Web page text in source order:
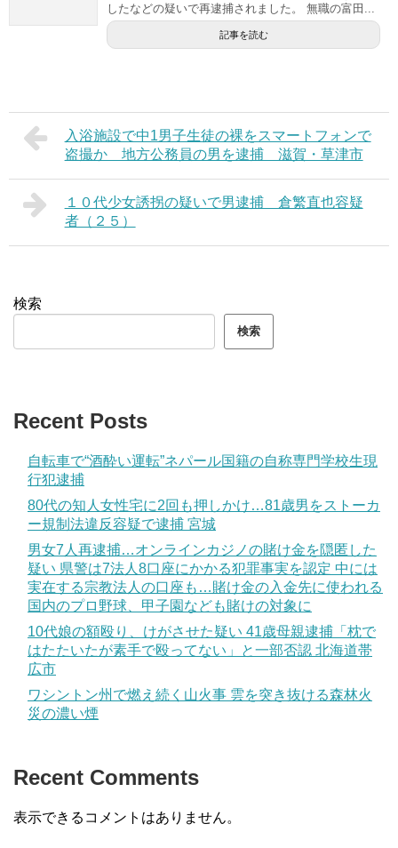
したなどの疑いで再逮捕されました。 無職の富田...
記事を読む
入浴施設で中1男子生徒の裸をスマートフォンで
盗撮か 地方公務員の男を逮捕 滋賀・草津市
１０代少女誘拐の疑いで男逮捕 倉繁直也容疑
者（２５）
検索
検索
Recent Posts
自転車で“酒酔い運転”ネパール国籍の自称専門学校生現
行犯逮捕
80代の知人女性宅に2回も押しかけ…81歳男をストーカ
ー規制法違反容疑で逮捕 宮城
男女7人再逮捕…オンラインカジノの賭け金を隠匿した
疑い 県警は7法人8口座にかかる犯罪事実を認定 中には
実在する宗教法人の口座も…賭け金の入金先に使われる
国内のプロ野球、甲子園なども賭けの対象に
10代娘の額殴り、けがさせた疑い 41歳母親逮捕「枕で
はたたいたが素手で殴ってない」と一部否認 北海道帯
広市
ワシントン州で燃え続く山火事 雲を突き抜ける森林火
災の濃い煙
Recent Comments
表示できるコメントはありません。